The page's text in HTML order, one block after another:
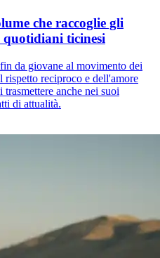
che raccoglie gli
ticinesi
da giovane al movimento dei
reciproco e dell'amore
anche nei suoi
di attualità.